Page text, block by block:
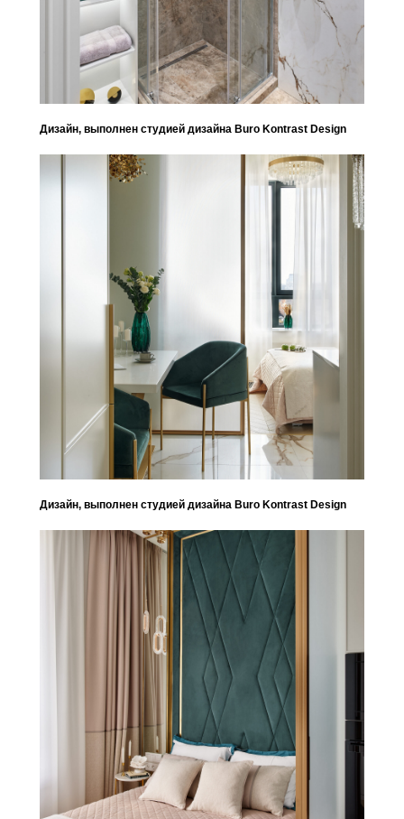
Дизайн, выполнен студией дизайна Buro Kontrast Design
Дизайн, выполнен студией дизайна Buro Kontrast Design